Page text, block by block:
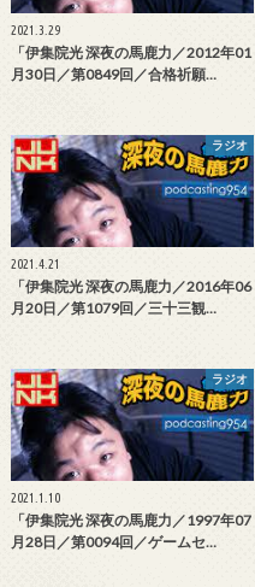
2021.3.29
「伊集院光 深夜の馬鹿力／2012年01
月30日／第0849回／合格祈願…
ラジオ
2021.4.21
「伊集院光 深夜の馬鹿力／2016年06
月20日／第1079回／三十三観…
ラジオ
2021.1.10
「伊集院光 深夜の馬鹿力／1997年07
月28日／第0094回／ゲームセ…